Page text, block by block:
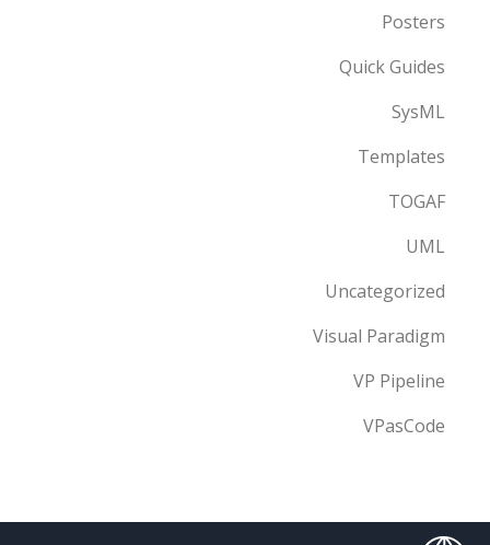
Posters
Quick Guides
SysML
Templates
TOGAF
UML
Uncategorized
Visual Paradigm
VP Pipeline
VPasCode